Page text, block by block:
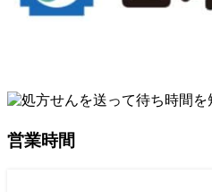
営業時間